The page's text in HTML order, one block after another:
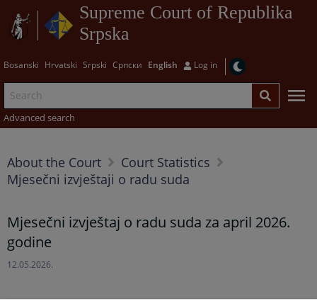
Supreme Court of Republika
Srpska
Bosanski Hrvatski Srpski Српски English Log in
Advanced search
About the Court
Court Statistics
Mjesečni izvještaji o radu suda
Mjesečni izvještaj o radu suda za april 2026.
godine
12.05.2026.